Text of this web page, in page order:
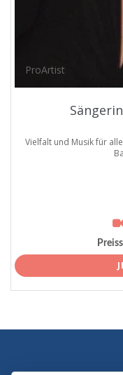
ProArtist
Vielfalt und Musik für